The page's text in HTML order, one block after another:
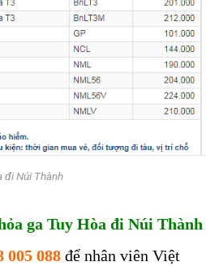
đi Núi Thành
ga Tuy Hòa đi Núi Thành
005 088 để nhân viên Việt